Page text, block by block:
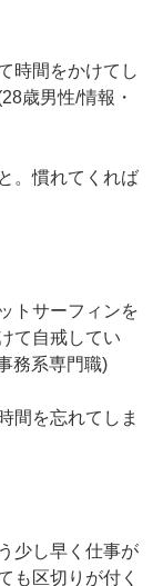
時間をかけてし
歳男性/情報・
。慣れてくれば
トサーフィンを
て自戒してい
務系専門職)
間を忘れてしま
少し早く仕事が
も区切りが付く